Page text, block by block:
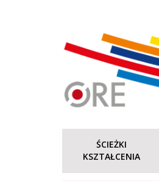
ŚCIEŻKI
KSZTAŁCENIA